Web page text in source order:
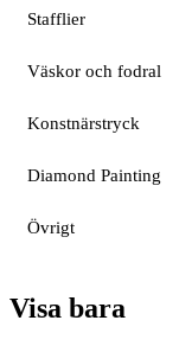
Stafflier
Väskor och fodral
Konstnärstryck
Diamond Painting
Övrigt
Visa bara